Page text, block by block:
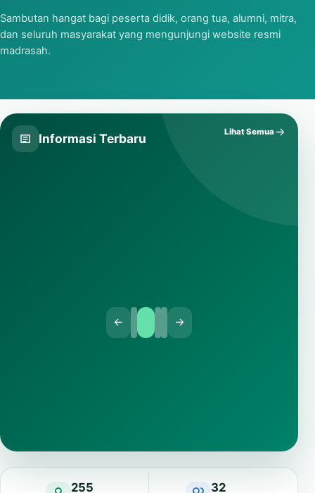
Sambutan hangat bagi peserta didik, orang tua, alumni, mitra,
dan seluruh masyarakat yang mengunjungi website resmi
madrasah.
Informasi Terbaru Lihat Semua
10 Desember 2025